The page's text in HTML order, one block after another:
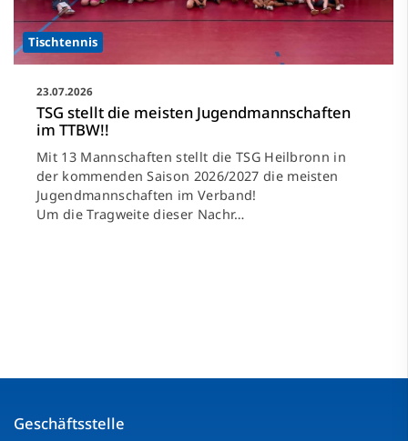
Tischtennis
23.07.2026
TSG stellt die meisten Jugendmannschaften
im TTBW!!
Mit 13 Mannschaften stellt die TSG Heilbronn in
der kommenden Saison 2026/2027 die meisten
Jugendmannschaften im Verband!
Um die Tragweite dieser Nachr…
Geschäftsstelle